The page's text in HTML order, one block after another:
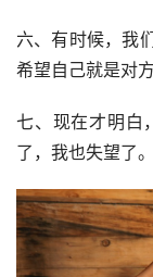
六、有时候，我
希望自己就是对方
七、现在才明白
了，我也失望了。